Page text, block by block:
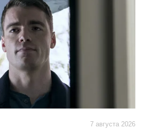
7 августа 2026